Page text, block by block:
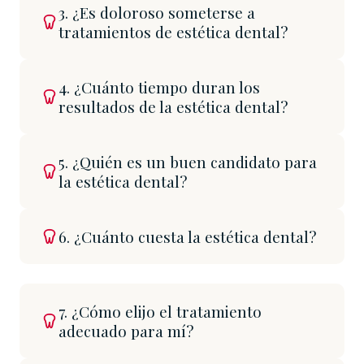
3. ¿Es doloroso someterse a
tratamientos de estética dental?
4. ¿Cuánto tiempo duran los
resultados de la estética dental?
5. ¿Quién es un buen candidato para
la estética dental?
6. ¿Cuánto cuesta la estética dental?
7. ¿Cómo elijo el tratamiento
adecuado para mí?